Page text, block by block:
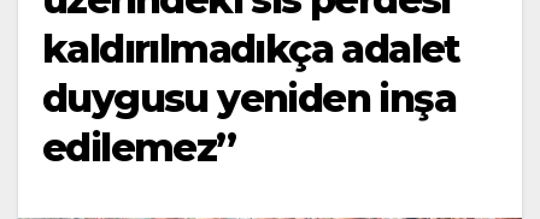
kaldırılmadıkça adalet
duygusu yeniden inşa
edilemez”